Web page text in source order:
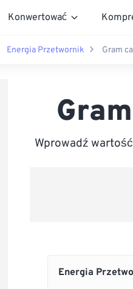
Konwertować
Energia Przetwornik Gram
Wprowadź